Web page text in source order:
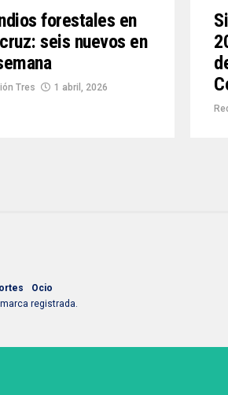
forestales en
seis nuevos en
Tres 1 abril, 2026
Ocio
registrada.